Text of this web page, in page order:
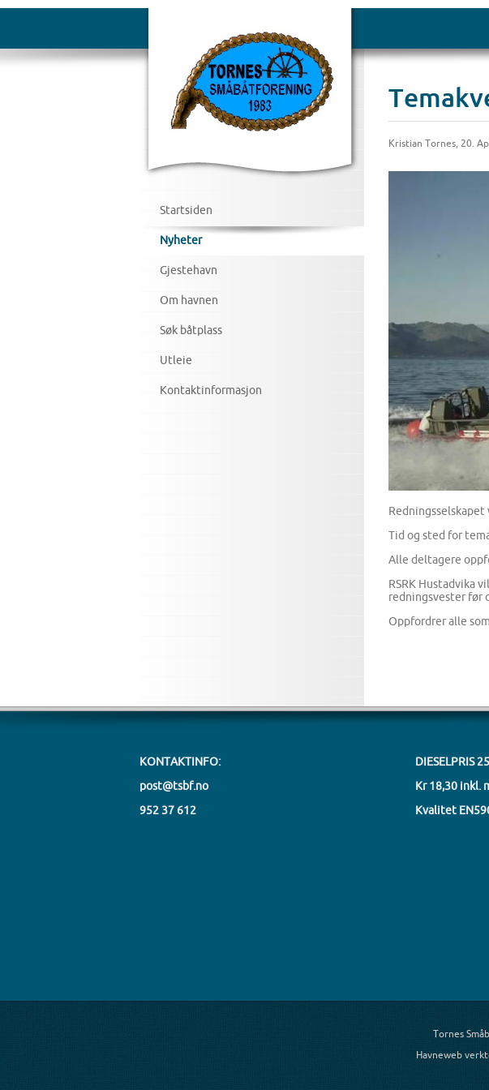
Startsiden
Nyheter
Gjestehavn
Om havnen
Søk båtplass
Utleie
Kontaktinformasjon
Kristian Tornes, 20.
Tid og sted for
Alle deltagere
RSRK Hustadvika
redningsvester før
Oppfordrer alle
KONTAKTINFO:
post@tsbf.no
952 37 612
DIESELPRIS
Kr 18,30 inkl.
Kvalitet
Tornes
Havneweb